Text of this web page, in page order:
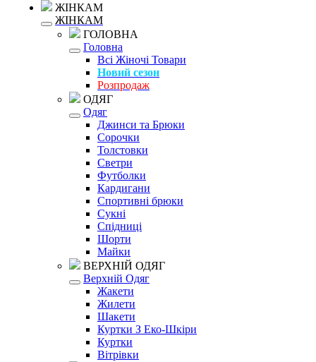
ЖІНКАМ
ЖІНКАМ
ГОЛОВНА
Головна
Всі Жіночі Товари
Новий сезон
Розпродаж
ОДЯГ
Одяг
Джинси та Брюки
Сорочки
Толстовки
Светри
Футболки
Кардигани
Спортивні брюки
Сукні
Спідниці
Шорти
Майки
ВЕРХНІЙ ОДЯГ
Верхній Одяг
Жакети
Жилети
Шакети
Куртки З Еко-Шкіри
Куртки
Вітрівки